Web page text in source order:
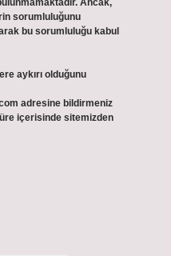
Ancak,
sorumluluğunu
bu sorumluluğu kabul
aykırı olduğunu
adresine bildirmeniz
içerisinde sitemizden